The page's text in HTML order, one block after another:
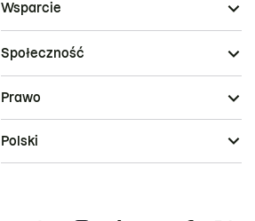
Wsparcie
Społeczność
Prawo
Polski